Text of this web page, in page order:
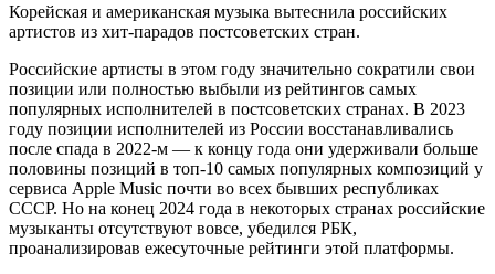
Корейская и американская музыка вытеснила российских
артистов из хит-парадов постсоветских стран.
Российские артисты в этом году значительно сократили свои
позиции или полностью выбыли из рейтингов самых
популярных исполнителей в постсоветских странах. В 2023
году позиции исполнителей из России восстанавливались
после спада в 2022-м — к концу года они удерживали больше
половины позиций в топ-10 самых популярных композиций у
сервиса Apple Music почти во всех бывших республиках
СССР. Но на конец 2024 года в некоторых странах российские
музыканты отсутствуют вовсе, убедился РБК,
проанализировав ежесуточные рейтинги этой платформы.